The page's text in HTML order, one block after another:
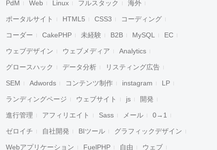
PdM Web Linux フルスタック 海外
ポータルサイト HTML5 CSS3 コーディング
コーダー CakePHP 未経験 B2B MySQL EC
ウェブデザイン ウェブメディア Analytics
グロースハック データ分析 リスティング広告
SEM Adwords コンテンツ制作 instagram LP
ランディングページ ウェブサイト js 開発
進行管理 アフィリエイト Sass メール 0→1
ゼロイチ 自社開発 BIツール グラフィックデザイン
Webアプリケーション FuelPHP 自由 ウェブ